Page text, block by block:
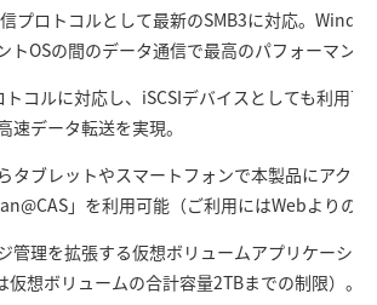
プロトコルとして最新のSMB3に対応。
トOSの間のデータ通信で最高のパフォーマン
コルに対応し、iSCSIデバイスとしても利用
速データ転送を実現。
タブレットやスマートフォンで本製品にアクセ
」を利用可能（ご利用にはWebよりの
理を拡張する仮想ボリュームアプリケーショ
仮想ボリュームの合計容量2TBまでの制限）。